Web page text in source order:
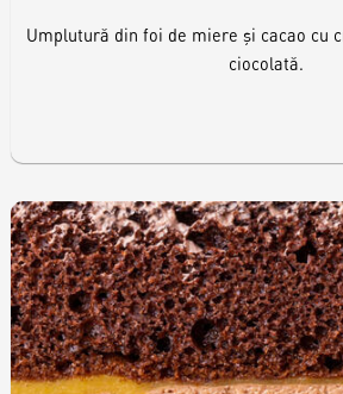
Umplutură din foi de miere și cacao cu
ciocolată.